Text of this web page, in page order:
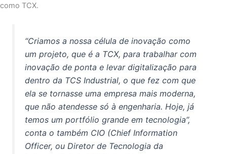
como TCX.
“Criamos a nossa célula de inovação como
um projeto, que é a TCX, para trabalhar com
inovação de ponta e levar digitalização para
dentro da TCS Industrial, o que fez com que
ela se tornasse uma empresa mais moderna,
que não atendesse só à engenharia. Hoje, já
temos um portfólio grande em tecnologia”,
conta o também CIO (Chief Information
Officer, ou Diretor de Tecnologia da